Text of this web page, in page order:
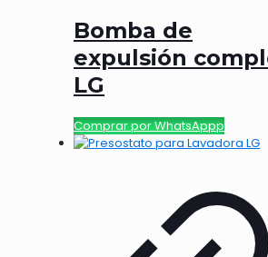
Bomba de
expulsión
LG
Comprar por WhatsAppp